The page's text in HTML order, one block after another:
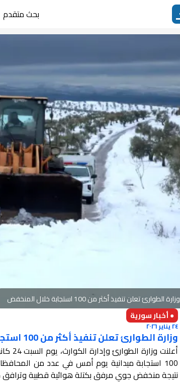
بحث متقدم
وزارة الطوارئ تعلن تنفيذ أكثر من 100 استجابة خلال المنخفض
● أخبار سورية
٢٤ يناير ٢٠٢٦
وزارة الطوارئ تعلن تنفيذ أكثر من 100 استجابة خلال المنخفض
100 استجابة ميدانية يوم أمس في عدد من
نتيجة منخفض جوي مرفق بكتلة هوائية قطبية